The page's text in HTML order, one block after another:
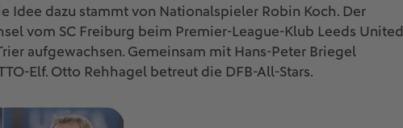
Idee dazu stammt von Nationalspieler Robin Koch. Der
vom SC Freiburg beim Premier-League-Klub Leeds United
aufgewachsen. Gemeinsam mit Hans-Peter Briegel
Elf. Otto Rehhagel betreut die DFB-All-Stars.